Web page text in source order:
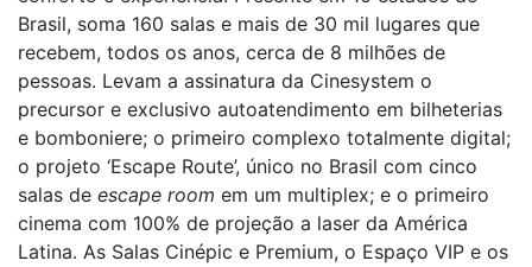
Brasil, soma 160 salas e mais de 30 mil lugares que
recebem, todos os anos, cerca de 8 milhões de
pessoas. Levam a assinatura da Cinesystem o
precursor e exclusivo autoatendimento em bilheterias
e bomboniere; o primeiro complexo totalmente digital;
o projeto ‘Escape Route’, único no Brasil com cinco
salas de escape room em um multiplex; e o primeiro
cinema com 100% de projeção a laser da América
Latina. As Salas Cinépic e Premium, o Espaço VIP e os